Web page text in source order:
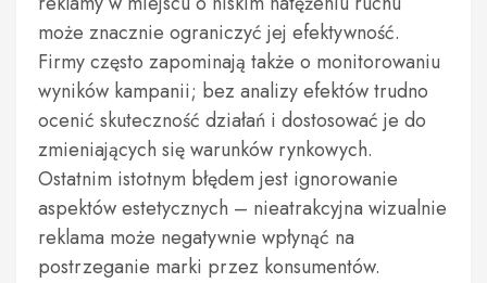
może znacznie ograniczyć jej efektywność.
Firmy często zapominają także o monitorowaniu
wyników kampanii; bez analizy efektów trudno
ocenić skuteczność działań i dostosować je do
zmieniających się warunków rynkowych.
Ostatnim istotnym błędem jest ignorowanie
aspektów estetycznych – nieatrakcyjna wizualnie
reklama może negatywnie wpłynąć na
postrzeganie marki przez konsumentów.